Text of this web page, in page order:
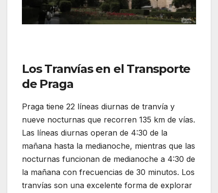
Los Tranvías en el Transporte
de Praga
Praga tiene 22 líneas diurnas de tranvía y
nueve nocturnas que recorren 135 km de vías.
Las líneas diurnas operan de 4:30 de la
mañana hasta la medianoche, mientras que las
nocturnas funcionan de medianoche a 4:30 de
la mañana con frecuencias de 30 minutos. Los
tranvías son una excelente forma de explorar